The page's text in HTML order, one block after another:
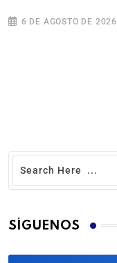
6 DE AGOSTO DE 2026
SÍGUENOS